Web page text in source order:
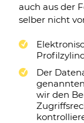
auch aus der
selber nicht
Der
wir den